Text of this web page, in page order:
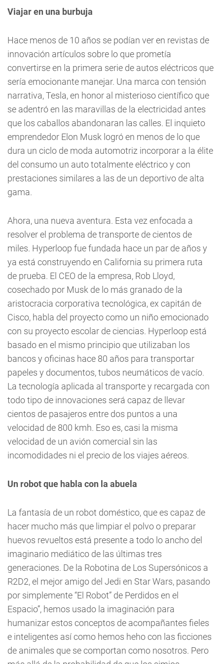
Viajar en una burbuja
Hace menos de 10 años se podían ver en revistas de
innovación artículos sobre lo que prometía
convertirse en la primera serie de autos eléctricos que
sería emocionante manejar. Una marca con tensión
narrativa, Tesla, en honor al misterioso científico que
se adentró en las maravillas de la electricidad antes
que los caballos abandonaran las calles. El inquieto
emprendedor Elon Musk logró en menos de lo que
dura un ciclo de moda automotriz incorporar a la élite
del consumo un auto totalmente eléctrico y con
prestaciones similares a las de un deportivo de alta
gama.
Ahora, una nueva aventura. Esta vez enfocada a
resolver el problema de transporte de cientos de
miles. Hyperloop fue fundada hace un par de años y
ya está construyendo en California su primera ruta
de prueba. El CEO de la empresa, Rob Lloyd,
cosechado por Musk de lo más granado de la
aristocracia corporativa tecnológica, ex capitán de
Cisco, habla del proyecto como un niño emocionado
con su proyecto escolar de ciencias. Hyperloop está
basado en el mismo principio que utilizaban los
bancos y oficinas hace 80 años para transportar
papeles y documentos, tubos neumáticos de vacío.
La tecnología aplicada al transporte y recargada con
todo tipo de innovaciones será capaz de llevar
cientos de pasajeros entre dos puntos a una
velocidad de 800 kmh. Eso es, casi la misma
velocidad de un avión comercial sin las
incomodidades ni el precio de los viajes aéreos.
Un robot que habla con la abuela
La fantasía de un robot doméstico, que es capaz de
hacer mucho más que limpiar el polvo o preparar
huevos revueltos está presente a todo lo ancho del
imaginario mediático de las últimas tres
generaciones. De la Robotina de Los Supersónicos a
R2D2, el mejor amigo del Jedi en Star Wars, pasando
por simplemente “El Robot” de Perdidos en el
Espacio”, hemos usado la imaginación para
humanizar estos conceptos de acompañantes fieles
e inteligentes así como hemos heho con las ficciones
de animales que se comportan como nosotros. Pero